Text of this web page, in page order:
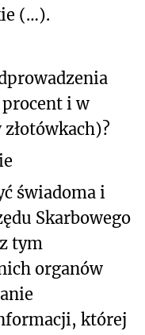
(…).
i w
świadoma i
Skarbowego
tym
organów
której